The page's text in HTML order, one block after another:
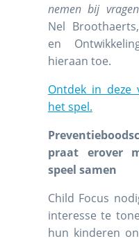
nemen bij
Nel
en
hieraan toe.
Ontdek in deze
het spel.
praat erover
speel samen
Child Focus
interesse te
hun kinderen